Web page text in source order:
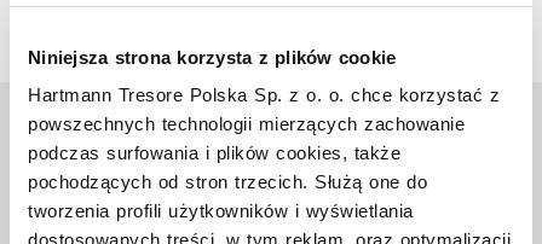
Niniejsza strona korzysta z plików cookie
Hartmann Tresore Polska Sp. z o. o. chce korzystać z
powszechnych technologii mierzących zachowanie
podczas surfowania i plików cookies, także
pochodzących od stron trzecich. Służą one do
tworzenia profili użytkowników i wyświetlania
dostosowanych treści, w tym reklam, oraz optymalizacji
Na co musisz zwrócić uwagę?
Zależy nam przede wszystkim na satysfakcji klienta z
zakupionego sejfu. Weź pod uwagę nasze wskazówki i
wybierz sejf idealnie odpowiadający Twoim wyobrażeniom i